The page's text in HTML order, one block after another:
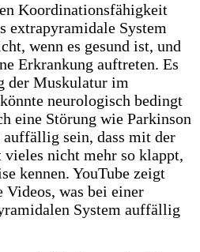
Koordinationsfähigkeit
extrapyramidale System
wenn es gesund ist, und
Erkrankung auftreten. Es
der Muskulatur im
neurologisch bedingt
eine Störung wie Parkinson
sein, dass mit der
nicht mehr so klappt,
kennen. YouTube zeigt
was bei einer
System auffällig